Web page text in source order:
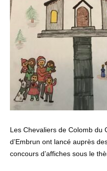
Les Chevaliers de Colomb du
d’Embrun ont lancé auprès
concours d’affiches sous le